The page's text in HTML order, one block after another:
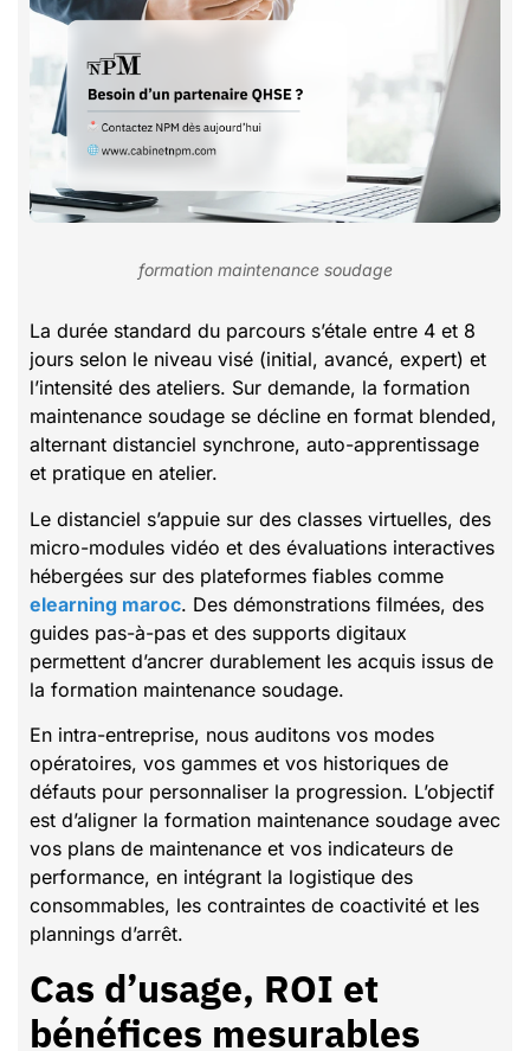
formation maintenance soudage
La durée standard du parcours s’étale entre 4 et 8
jours selon le niveau visé (initial, avancé, expert) et
l’intensité des ateliers. Sur demande, la formation
maintenance soudage se décline en format blended,
alternant distanciel synchrone, auto-apprentissage
et pratique en atelier.
Le distanciel s’appuie sur des classes virtuelles, des
micro-modules vidéo et des évaluations interactives
hébergées sur des plateformes fiables comme
elearning maroc. Des démonstrations filmées, des
guides pas-à-pas et des supports digitaux
permettent d’ancrer durablement les acquis issus de
la formation maintenance soudage.
En intra-entreprise, nous auditons vos modes
opératoires, vos gammes et vos historiques de
défauts pour personnaliser la progression. L’objectif
est d’aligner la formation maintenance soudage avec
vos plans de maintenance et vos indicateurs de
performance, en intégrant la logistique des
consommables, les contraintes de coactivité et les
plannings d’arrêt.
Cas d’usage, ROI et
bénéfices mesurables